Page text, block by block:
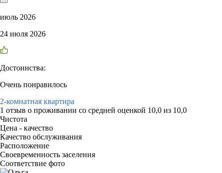
июль 2026
24 июля 2026
Достоинства:
Очень понравилось
2-комнатная квартира
1 отзыв о проживании со средней оценкой 10,0 из 10,0
Чистота
Цена - качество
Качество обслуживания
Расположение
Своевременность заселения
Соответствие фото